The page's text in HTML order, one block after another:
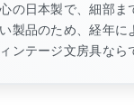
の日本製で、細部ま
製品のため、経年に
ンテージ文房具なら